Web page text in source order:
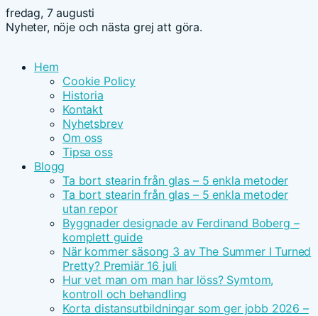
fredag, 7 augusti
Nyheter, nöje och nästa grej att göra.
Hem
Cookie Policy
Historia
Kontakt
Nyhetsbrev
Om oss
Tipsa oss
Blogg
Ta bort stearin från glas – 5 enkla metoder
Ta bort stearin från glas – 5 enkla metoder
utan repor
Byggnader designade av Ferdinand Boberg –
komplett guide
När kommer säsong 3 av The Summer I Turned
Pretty? Premiär 16 juli
Hur vet man om man har löss? Symtom,
kontroll och behandling
Korta distansutbildningar som ger jobb 2026 –